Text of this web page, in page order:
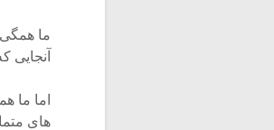
ما
آنجایی
اما ما
های